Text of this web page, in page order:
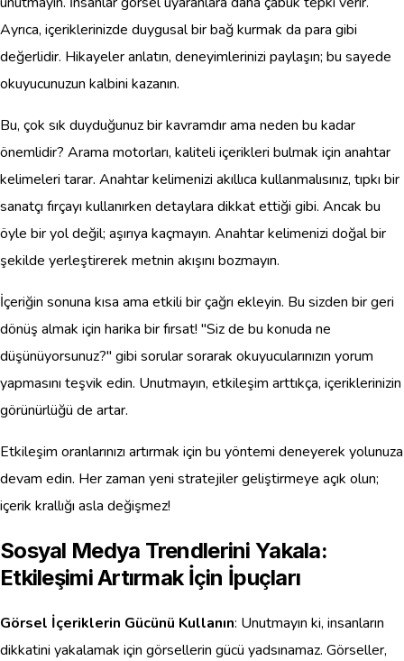
Ayrıca, içeriklerinizde duygusal bir bağ kurmak da para gibi
değerlidir. Hikayeler anlatın, deneyimlerinizi paylaşın; bu sayede
okuyucunuzun kalbini kazanın.
Bu, çok sık duyduğunuz bir kavramdır ama neden bu kadar
önemlidir? Arama motorları, kaliteli içerikleri bulmak için anahtar
kelimeleri tarar. Anahtar kelimenizi akıllıca kullanmalısınız, tıpkı bir
sanatçı fırçayı kullanırken detaylara dikkat ettiği gibi. Ancak bu
öyle bir yol değil; aşırıya kaçmayın. Anahtar kelimenizi doğal bir
şekilde yerleştirerek metnin akışını bozmayın.
İçeriğin sonuna kısa ama etkili bir çağrı ekleyin. Bu sizden bir geri
dönüş almak için harika bir fırsat! "Siz de bu konuda ne
düşünüyorsunuz?" gibi sorular sorarak okuyucularınızın yorum
yapmasını teşvik edin. Unutmayın, etkileşim arttıkça, içeriklerinizin
görünürlüğü de artar.
Etkileşim oranlarınızı artırmak için bu yöntemi deneyerek yolunuza
devam edin. Her zaman yeni stratejiler geliştirmeye açık olun;
içerik krallığı asla değişmez!
Sosyal Medya Trendlerini Yakala:
Etkileşimi Artırmak İçin İpuçları
Görsel İçeriklerin Gücünü Kullanın: Unutmayın ki, insanların
dikkatini yakalamak için görsellerin gücü yadsınamaz. Görseller,